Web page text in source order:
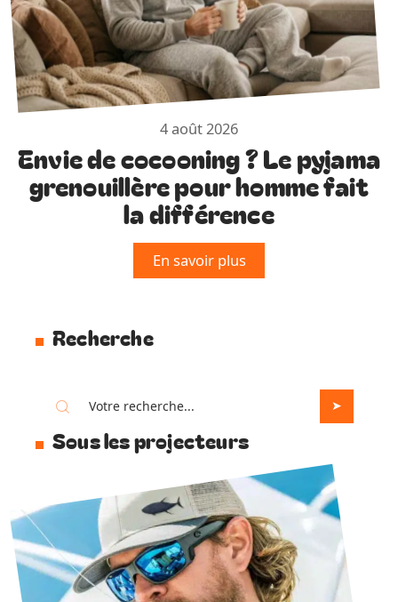
4 août 2026
Envie de cocooning ? Le pyjama
grenouillère pour homme fait
la différence
En savoir plus
Recherche
Sous les projecteurs